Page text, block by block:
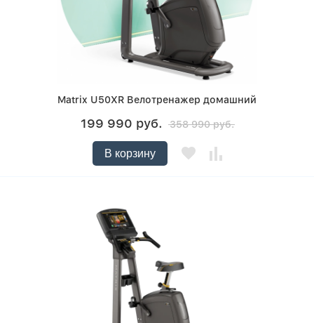
Matrix U50XR Велотренажер домашний
199 990 руб. 358 990 руб.
В корзину